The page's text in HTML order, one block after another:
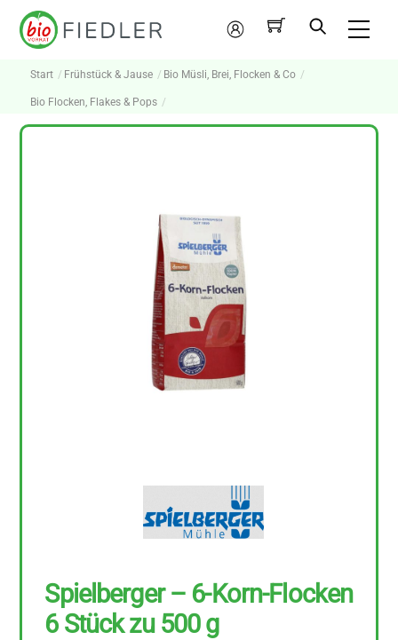
Skip
Mein
Konto
Start Frühstück & Jause Bio Müsli, Brei, Flocken & Co
Bio Flocken, Flakes & Pops
Spielberger – 6-Korn-Flocken
6 Stück zu 500 g